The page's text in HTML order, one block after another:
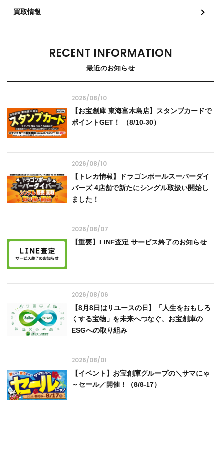
買取情報
RECENT INFORMATION
最近のお知らせ
2026/08/10
【お宝創庫 東海富木島店】スタンプカードで
ポイントGET！ （8/10-30）
2026/08/10
【トレカ情報】ドラゴンボールスーパーダイ
バーズ 4店舗で新たにシングル取扱い開始し
ました！
2026/08/07
【重要】LINE査定 サービス終了のお知らせ
2026/08/06
【8月8日はリユースの日】「人生をおもしろ
くする宝物」を未来へつなぐ、お宝創庫の
ESGへの取り組み
2026/08/01
【イベント】お宝創庫グループの＼サマにゃ
～セール／開催！（8/8-17）